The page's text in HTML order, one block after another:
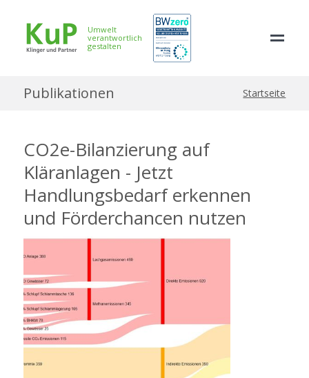
Umwelt
verantwortlich
gestalten
Publikationen Startseite
CO2e-Bilanzierung auf
Kläranlagen - Jetzt
Handlungsbedarf erkennen
und Förderchancen nutzen